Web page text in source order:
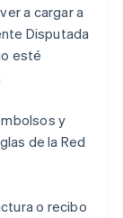
a cargar a
Disputada
esté
y
de la Red
o recibo